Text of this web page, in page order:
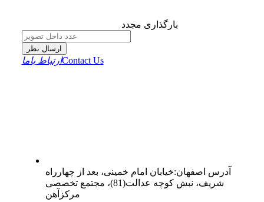
بارگذاری مجدد
ارسال نظر
ارتباط باماContact Us
آدرس اصفهان:خیابان امام خمینی، بعد از چهارراه
شریف، نبش کوچه عدالت(81)، مجتمع تخصصی
مرکزآهن